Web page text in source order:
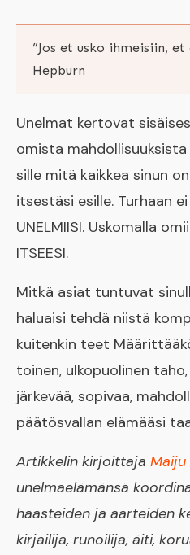
​”Jos et usko ihmeisiin,
Hepburn
Unelmat kertovat
omista
sille mitä kaikkea sinun
itsestäsi esille. Turhaan
UNELMIISI. Uskomalla
ITSEESI.
Mitkä asiat tuntuvat
haluaisi tehdä niistä
kuitenkin teet
toinen, ulkopuolinen
järkevää, sopivaa,
päätösvallan elämääsi
Artikkelin kirjoittaja Maiju
unelmaelämänsä
haasteiden ja aarteiden
kirjailija, runoilija, äiti,